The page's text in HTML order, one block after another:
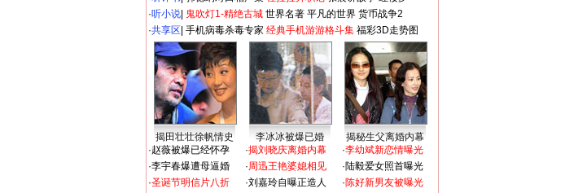
·听小说 鬼吹灯1-精绝古城 世界名著 平凡的世界 货币战争2
·共享区 手机病毒杀毒专家 经典手机游游格斗集 福彩3D走势图
揭田壮壮徐帆情史 李冰冰被爆已婚
揭秘生父离婚内幕
·赵薇被爆已经怀孕
·李宇春爆遭母逼婚
·圣诞节明信片八折
·揭刘晓庆离婚内幕
·周迅王艳婆媳相见
·刘嘉玲自曝正造人
·李幼斌新恋情曝光
·陆毅爱女照首曝光
·陈好新男友被曝光